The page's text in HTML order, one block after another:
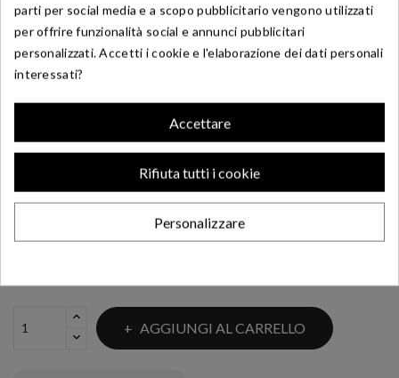
Riferimento:
Supporto Pedana Sinistra GP-0 (No 110/160
32,31 € Risparmia 3%
AGGIUNGI AL CARRELLO
parti per social media e a scopo pubblicitario vengono utilizzati
per offrire funzionalità social e annunci pubblicitari
personalizzati. Accetti i cookie e l'elaborazione dei dati personali
interessati?
Accettare
Rifiuta tutti i cookie
Personalizzare